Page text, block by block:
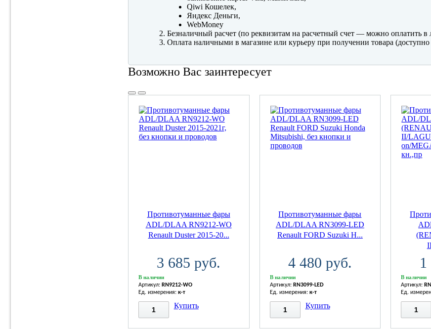
Qiwi Кошелек,
Яндекс Деньги,
WebMoney
Безналичный расчет (по реквизитам на расчетный счет — можно оплатить
Оплата наличными в магазине или курьеру при получении товара
Возможно Вас заинтересует
Противотуманные фары
ADL/DLAA RN9212-WO
Renault Duster 2015-20...
3 685 руб.
В наличии
Артикул: RN9212-WO
Ед. измерения: к-т
Купить
Противотуманные фары
ADL/DLAA RN3099-LED
Renault FORD Suzuki H...
4 480 руб.
В наличии
Артикул: RN3099-LED
Ед. измерения: к-т
Купить
1
В наличии
Артикул:
Ед.